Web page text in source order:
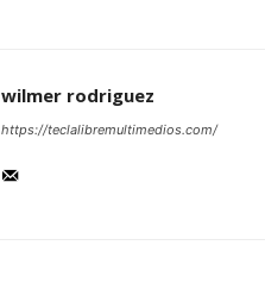
wilmer rodriguez
https://teclalibremultimedios.com/